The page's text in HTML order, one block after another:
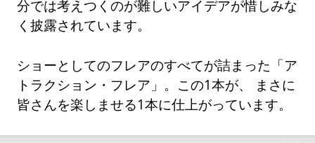
分では考えつくのが難しいアイデアが惜しみな
く披露されています。
ショーとしてのフレアのすべてが詰まった「ア
トラクション・フレア」。この1本が、 まさに
皆さんを楽しませる1本に仕上がっています。